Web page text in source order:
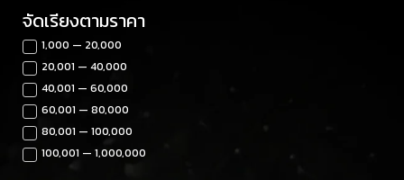
จัดเรียงตามราคา
1,000 — 20,000
20,001 — 40,000
40,001 — 60,000
60,001 — 80,000
80,001 — 100,000
100,001 — 1,000,000